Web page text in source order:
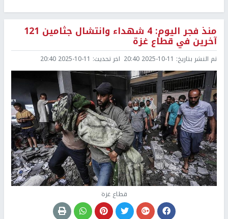
منذ فجر اليوم: 4 شهداء وانتشال جثامين 121
آخرين في قطاع غزة
تم النشر بتاريخ: 2025-10-11 20:40 اخر تحديث: 2025-10-11 20:40
قطاع غزة